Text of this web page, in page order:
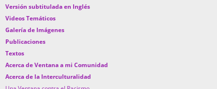
Versión subtitulada en Inglés
Videos Temáticos
Galería de Imágenes
Publicaciones
Textos
Acerca de Ventana a mi Comunidad
Acerca de la Interculturalidad